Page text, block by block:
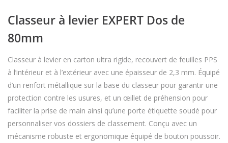
Classeur à levier EXPERT Dos de
80mm
Classeur à levier en carton ultra rigide, recouvert de feuilles PPS
à l’intérieur et à l’extérieur avec une épaisseur de 2,3 mm. Équipé
d’un renfort métallique sur la base du classeur pour garantir une
protection contre les usures, et un œillet de préhension pour
faciliter la prise de main ainsi qu’une porte étiquette soudé pour
personnaliser vos dossiers de classement. Conçu avec un
mécanisme robuste et ergonomique équipé de bouton poussoir.